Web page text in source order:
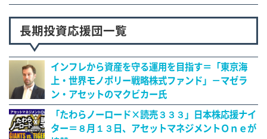
長期投資応援団一覧
インフレから資産を守る運用を目指す＝「東京海
上・世界モノポリー戦略株式ファンド」－マゼラ
ン・アセットのマクビカー氏
「たわらノーロード×読売３３３」日本株応援ナイ
ター＝８月１３日、アセットマネジメントＯｎｅが